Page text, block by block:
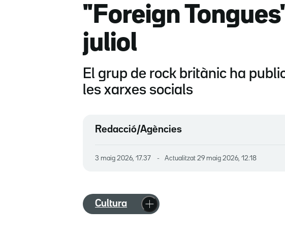
"Foreign
juliol
El grup de rock britànic ha
les xarxes socials
Redacció/Agències
3 maig 2026, 17.37 Actualitzat 29 maig 2026, 12.18
Cultura